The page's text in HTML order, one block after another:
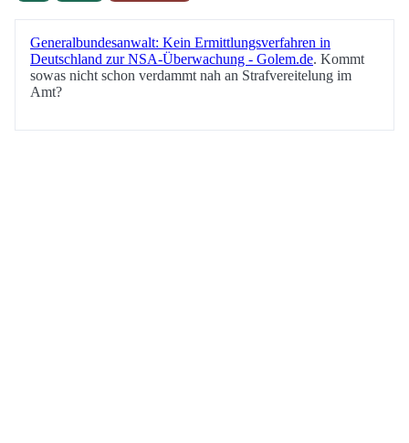
Generalbundesanwalt: Kein Ermittlungsverfahren in
Deutschland zur NSA-Überwachung - Golem.de. Kommt
sowas nicht schon verdammt nah an Strafvereitelung im
Amt?